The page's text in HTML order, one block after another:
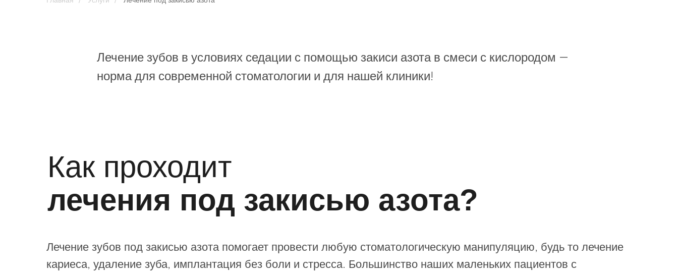
Лечение зубов в условиях седации с помощью закиси азота в смеси с кислородом —
норма для современной стоматологии и для нашей клиники!
Как проходит
лечения под закисью азота?
Лечение зубов под закисью азота помогает провести любую стоматологическую манипуляцию, будь то лечение
кариеса, удаление зуба, имплантация без боли и стресса. Большинство наших маленьких пациентов с